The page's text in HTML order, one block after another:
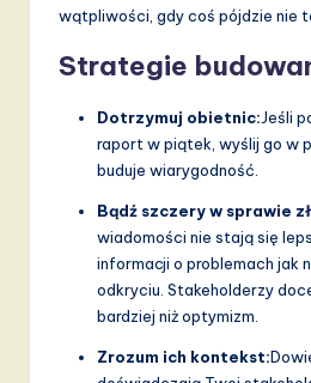
wątpliwości, gdy coś pójdzie nie
Strategie
Dotrzymuj obietnic:Jeśli
raport w piątek, wyślij go w
buduje wiarygodność.
Bądź szczery w sprawie
wiadomości nie stają się
informacji o problemach jak
odkryciu. Stakeholderzy
bardziej niż optymizm.
Zrozum ich kontekst: